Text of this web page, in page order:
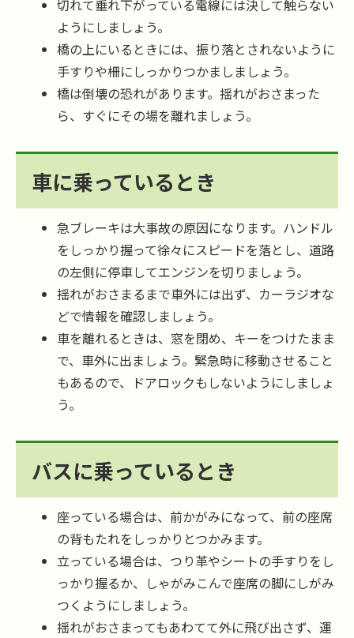
切れて垂れ下がっている電線には決して触らない
ようにしましょう。
橋の上にいるときには、振り落とされないように
手すりや柵にしっかりつかましましょう。
橋は倒壊の恐れがあります。揺れがおさまった
ら、すぐにその場を離れましょう。
車に乗っているとき
急ブレーキは大事故の原因になります。ハンドル
をしっかり握って徐々にスピードを落とし、道路
の左側に停車してエンジンを切りましょう。
揺れがおさまるまで車外には出ず、カーラジオな
どで情報を確認しましょう。
車を離れるときは、窓を閉め、キーをつけたまま
で、車外に出ましょう。緊急時に移動させること
もあるので、ドアロックもしないようにしましょ
う。
バスに乗っているとき
座っている場合は、前かがみになって、前の座席
の背もたれをしっかりとつかみます。
立っている場合は、つり革やシートの手すりをし
っかり握るか、しゃがみこんで座席の脚にしがみ
つくようにしましょう。
揺れがおさまってもあわてて外に飛び出さず、運